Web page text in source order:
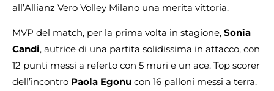
all’Allianz Vero Volley Milano una merita vittoria.
MVP del match, per la prima volta in stagione, Sonia
Candi, autrice di una partita solidissima in attacco, con
12 punti messi a referto con 5 muri e un ace. Top scorer
dell’incontro Paola Egonu con 16 palloni messi a terra.